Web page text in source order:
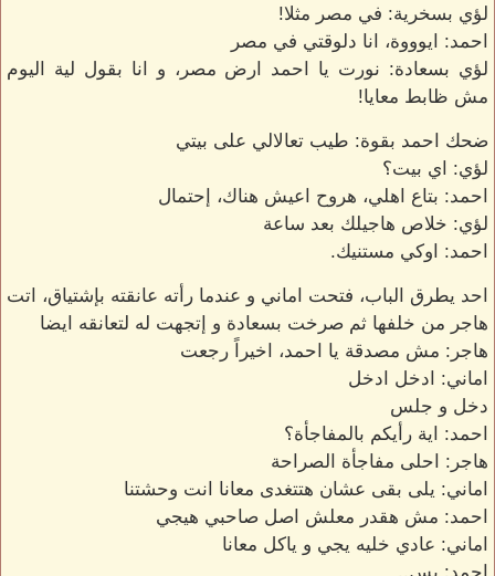
لؤي بسخرية: في مصر مثلا!
احمد: ايوووة، انا دلوقتي في مصر
لؤي بسعادة: نورت يا احمد ارض مصر، و انا بقول لية اليوم
مش ظابط معايا!
ضحك احمد بقوة: طيب تعالالي على بيتي
لؤي: اي بيت؟
احمد: بتاع اهلي، هروح اعيش هناك، إحتمال
لؤي: خلاص هاجيلك بعد ساعة
احمد: اوكي مستنيك.
احد يطرق الباب، فتحت اماني و عندما رأته عانقته بإشتياق، اتت
هاجر من خلفها ثم صرخت بسعادة و إتجهت له لتعانقه ايضا
هاجر: مش مصدقة يا احمد، اخيراً رجعت
اماني: ادخل ادخل
دخل و جلس
احمد: اية رأيكم بالمفاجأة؟
هاجر: احلى مفاجأة الصراحة
اماني: يلى بقى عشان هتتغدى معانا انت وحشتنا
احمد: مش هقدر معلش اصل صاحبي هيجي
اماني: عادي خليه يجي و ياكل معانا